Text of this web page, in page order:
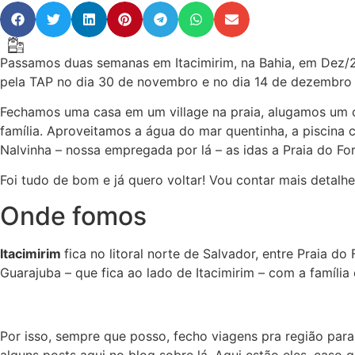
Passamos duas semanas em Itacimirim, na Bahia, em
pela TAP no dia 30 de novembro e no dia 14 de
Fechamos uma casa em um village na praia, alugamos
família. Aproveitamos a água do mar quentinha, a
Nalvinha – nossa empregada por lá – as idas a Praia do
Foi tudo de bom e já quero voltar! Vou contar mais
Onde fomos
Itacimirim fica no litoral norte de Salvador, entre Praia do
Guarajuba – que fica ao lado de Itacimirim – com a
Por isso, sempre que posso, fecho viagens pra região